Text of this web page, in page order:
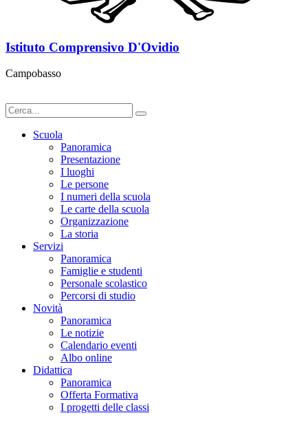
Istituto Comprensivo D'Ovidio
Campobasso
Scuola
Panoramica
Presentazione
I luoghi
Le persone
I numeri della scuola
Le carte della scuola
Organizzazione
La storia
Servizi
Panoramica
Famiglie e studenti
Personale scolastico
Percorsi di studio
Novità
Panoramica
Le notizie
Calendario eventi
Albo online
Didattica
Panoramica
Offerta Formativa
I progetti delle classi